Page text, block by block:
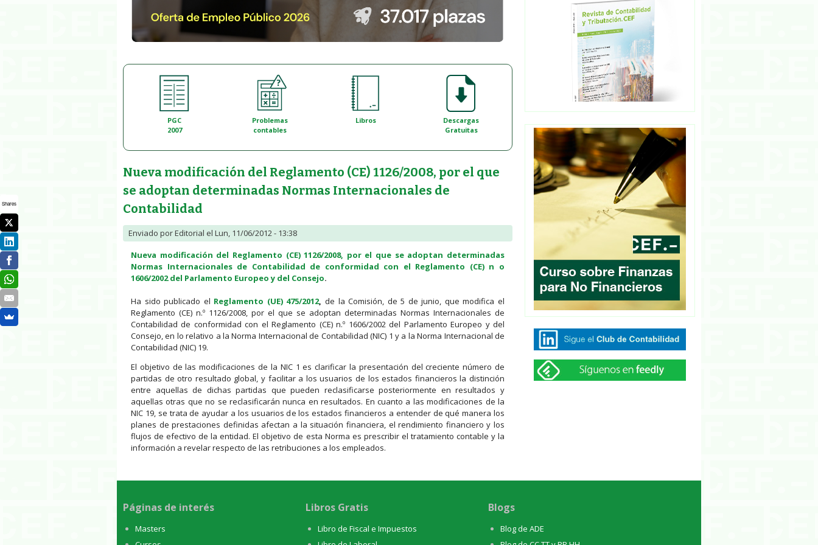
PGC
2007
Problemas
contables
Libros
Descargas
Gratuitas
Nueva modificación del Reglamento (CE) 1126/2008, por el que
se adoptan determinadas Normas Internacionales de
Contabilidad
Enviado porEditorial el Lun, 11/06/2012 - 13:38
Nueva modificación del Reglamento (CE) 1126/2008, por el que se adoptan determinadas
Normas Internacionales de Contabilidad de conformidad con el Reglamento (CE) n o
1606/2002 del Parlamento Europeo y del Consejo.
Ha sido publicado el Reglamento (UE) 475/2012, de la Comisión, de 5 de junio, que modifica el
Reglamento (CE) n.º 1126/2008, por el que se adoptan determinadas Normas Internacionales de
Contabilidad de conformidad con el Reglamento (CE) n.º 1606/2002 del Parlamento Europeo y del
Consejo, en lo relativo a la Norma Internacional de Contabilidad (NIC) 1 y a la Norma Internacional de
Contabilidad (NIC) 19.
El objetivo de las modificaciones de la NIC 1 es clarificar la presentación del creciente número de
partidas de otro resultado global, y facilitar a los usuarios de los estados financieros la distinción
entre aquellas de dichas partidas que pueden reclasificarse posteriormente en resultados y
aquellas otras que no se reclasificarán nunca en resultados. En cuanto a las modificaciones de la
NIC 19, se trata de ayudar a los usuarios de los estados financieros a entender de qué manera los
planes de prestaciones definidas afectan a la situación financiera, el rendimiento financiero y los
flujos de efectivo de la entidad. El objetivo de esta Norma es prescribir el tratamiento contable y la
información a revelar respecto de las retribuciones a los empleados.
Páginas de interés
Masters
Libros Gratis
Libro de Fiscal e Impuestos
Blogs
Blog de ADE
Shares